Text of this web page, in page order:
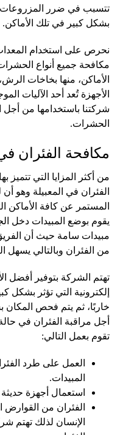
تتسبب في ضرر المزروعات
بشكل كبير في تلك الأماكن.
نحرص على استخدام
مكافحة جميع أنواع
الأماكن، منها بخاخات
الأجهزة تُعد أحد الآليات
شركتنا باستخدامها من أجل
الحشرات.
مكافحة الفئران
من أكثر المزايا التي تتميز
الفئران في المعبيلة وهو
المستمر عن كافة الأماكن
يقوم بوضع المبيدات دخل
مبيدات سامة حيث أن
من الفئران وبالتالي يسهل
تهتم الشركة بتوفير أفضل
إلكترونية التي تؤثر بشكل
خاربًا، ثم يتم فحص
أجل مراقبة الفئران في
تقوم بعمل التالي:
العمل على طرد
المبيدات.
استعمال أجهزة
الفئران من القوارض
الإنسان لذلك تهتم